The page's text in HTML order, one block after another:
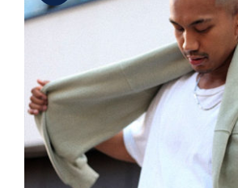
Simple Sweater